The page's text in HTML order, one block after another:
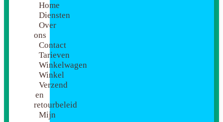
Home
Diensten
Over
ons
Contact
Tarieven
Winkelwagen
Winkel
Verzend
en
retourbeleid
Mijn